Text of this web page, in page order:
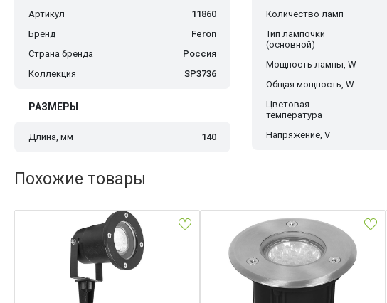
Артикул
11860
Бренд
Feron
Страна бренда
Россия
Коллекция
SP3736
РАЗМЕРЫ
Длина, мм 140
Количество ламп
Тип лампочки
(основной)
Мощность лампы, W
Общая мощность, W
Цветовая
температура
Напряжение, V
Похожие товары